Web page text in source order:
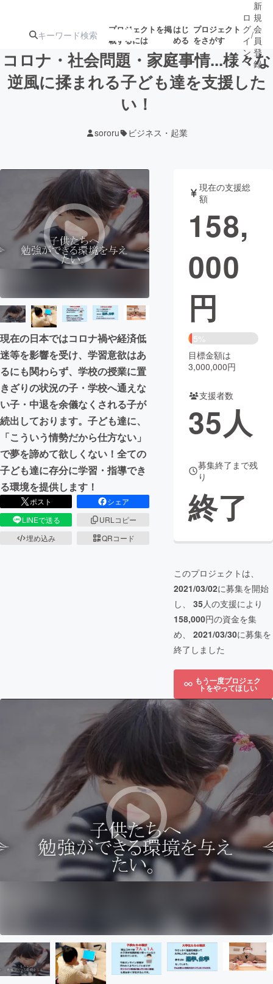
プロジェクトを掲
載するには
はじ
める
プロジェクト
をさがす
注目の新着プロ
テクノロジー・ガジェット
映像・映画 書籍・雑誌
ビジネス・起業 チャレンジ
まちづくり・地域活性化
CAMPFIRE for Social Good
CAMPFIRE Creation
CAMPFIREふるさと納税machi-ya コミュニティ
ロ
グ
イ
ン
/
新
規
会
員
登
録
コロナ・社会問題・家庭事情...様々な
逆風に揉まれる子ども達を支援した
い！
sororu ビジネス・起業
現在の日本ではコロナ禍や経済低
迷等を影響を受け、学習意欲はあ
るにも関わらず、学校の授業に置
きざりの状況の子・学校へ通えな
い子・中退を余儀なくされる子が
続出しております。子ども達に、
「こういう情勢だから仕方ない」
で夢を諦めて欲しくない！全ての
子ども達に存分に学習・指導でき
る環境を提供します！
ポスト
シェア
LINEで送る
URLコピー
埋め込み
QRコード
現在の支援総
額
158,
000
円
5%
目標金額は
3,000,000円
支援者数
35人
募集終了まで残
り
終了
このプロジェクトは、
2021/03/02に募集を開始
し、 35人の支援により
158,000円の資金を集
め、 2021/03/30に募集を
終了しました
もう一度プロジェク
トをやってほしい